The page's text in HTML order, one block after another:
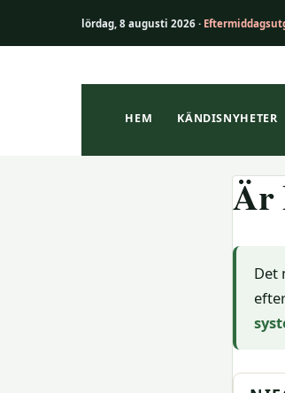
lördag, 8 augusti 2026 ·
HEM KÄNDISNYHETER
Är
Det